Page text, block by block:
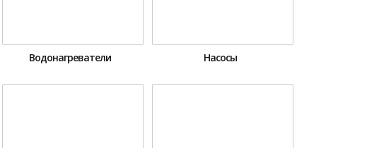
Водонагреватели Насосы